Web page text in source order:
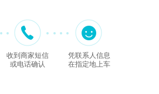
收到商家短信
或电话确认
凭联系人信息
在指定地上车